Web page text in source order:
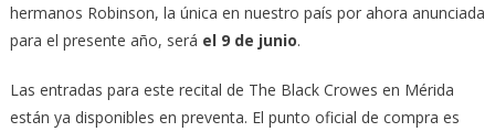
hermanos Robinson, la única en nuestro país por ahora anunciada
para el presente año, será el 9 de junio.
Las entradas para este recital de The Black Crowes en Mérida
están ya disponibles en preventa. El punto oficial de compra es